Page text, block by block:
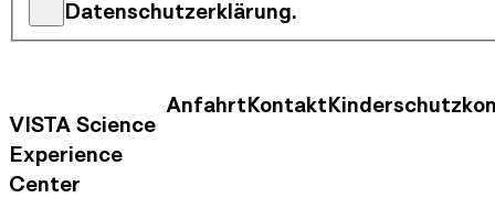
Datenschutzerklärung.
VISTA Science
Experience
Center
Kontaktinformationen
AnfahrtKontaktFooter